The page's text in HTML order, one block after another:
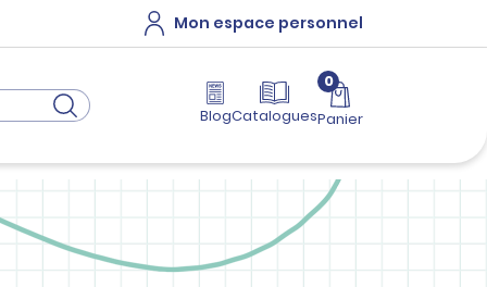
Mon espace personnel
BlogCatalogues
0
Panier